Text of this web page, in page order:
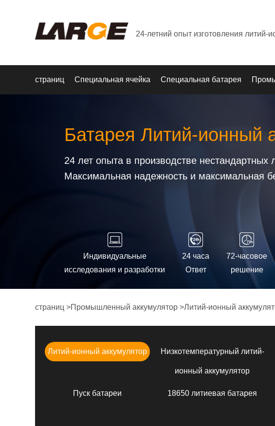
24-летний опыт изготовления литий-
страниц Специальная ячейка Специальная батарея
Батарея Литий-ионный
24 лет опыта в производстве нестандартных
Максимальная надежность и максимальная
Индивидуальные
исследования и разработки
24 часа
Ответ
72-часовое
решение
страниц >Промышленный аккумулятор >Литий-ионный
Литий-ионный аккумулятор Низкотемпературный литий-
ионный аккумулятор
Пуск батареи 18650 литиевая батарея